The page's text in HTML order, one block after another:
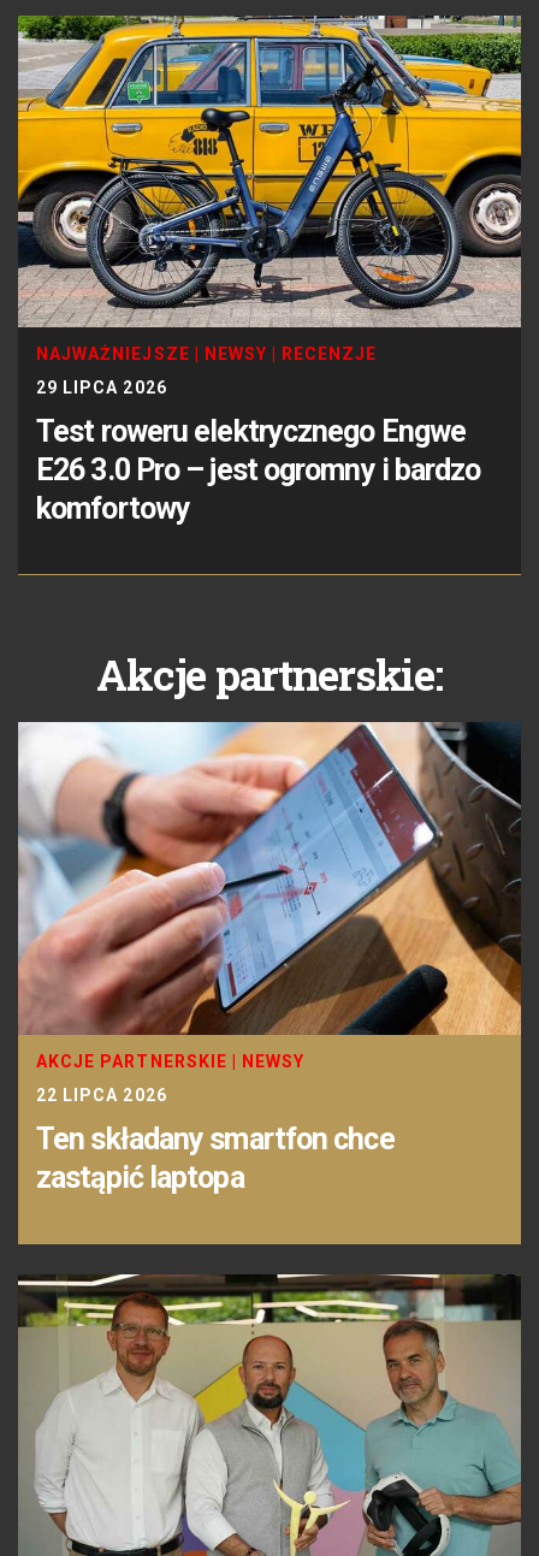
NAJWAŻNIEJSZE NEWSY
RECENZJE
29 LIPCA 2026
Test roweru elektrycznego Engwe
E26 3.0 Pro – jest ogromny i bardzo
komfortowy
Akcje partnerskie:
AKCJE PARTNERSKIE
NEWSY
22 LIPCA 2026
Ten składany smartfon chce
zastąpić laptopa